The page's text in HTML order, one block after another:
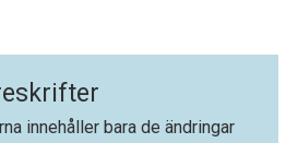
innehåller bara de ändringar